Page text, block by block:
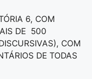
6, COM
DE 500
COM
DE TODAS